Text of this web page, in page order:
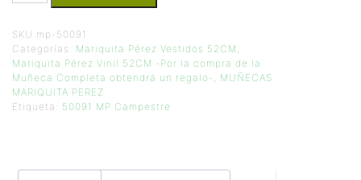
SKU: mp-50091
Categorías: Mariquita Pérez Vestidos 52CM
Mariquita Pérez Vinil 52CM -Por la compra de la
Muñeca Completa obtendrá un regalo-
MUÑECAS
MARIQUITA PEREZ
Etiqueta: 50091 MP Campestre